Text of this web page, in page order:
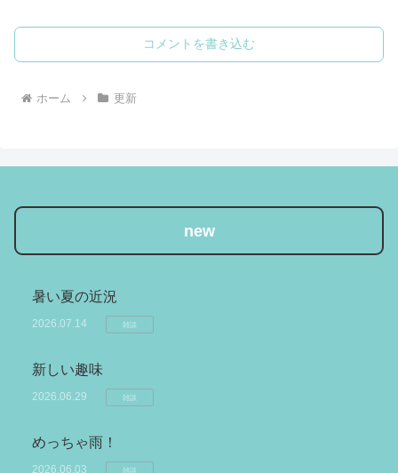
コメントを書き込む
ホーム 更新
new
暑い夏の近況
2026.07.14 雑談
新しい趣味
2026.06.29 雑談
めっちゃ雨！
2026.06.03 雑談